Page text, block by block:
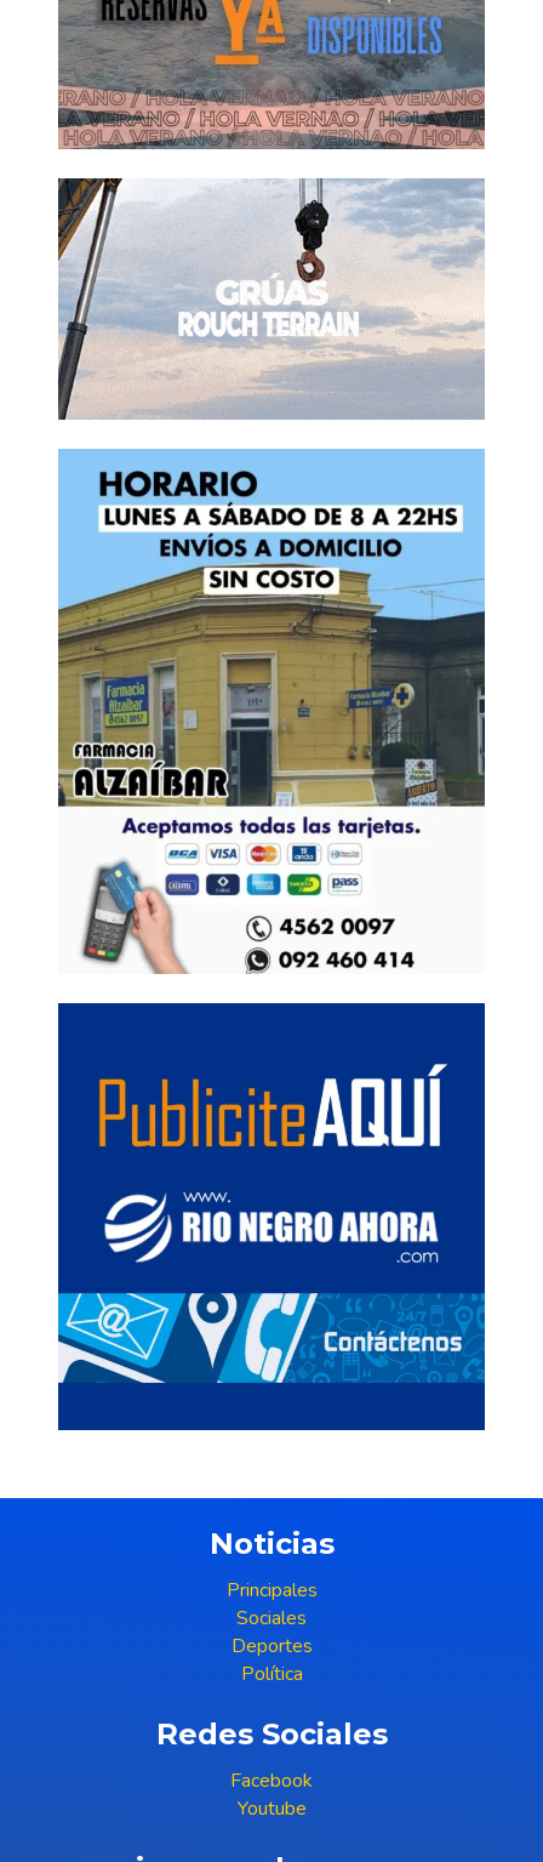
Noticias
Principales
Sociales
Deportes
Política
Redes Sociales
Facebook
Youtube